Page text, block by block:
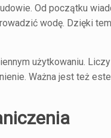
Od początku
wodę. Dzięki
użytkowaniu.
Ważna jest też